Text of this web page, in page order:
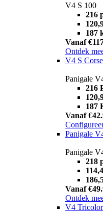
V4 S 100
216
187
Vanaf
Ontdek
V4 S Corse
Panigale
216
187
Vanaf
Panigale
Panigale
218
Vanaf
Ontdek
V4